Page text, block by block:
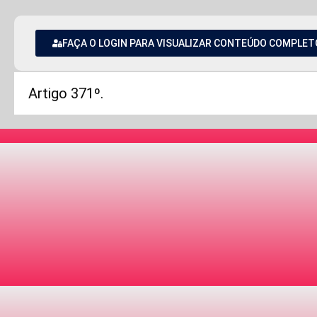
FAÇA O LOGIN PARA VISUALIZAR CONTEÚDO
Artigo 371º.